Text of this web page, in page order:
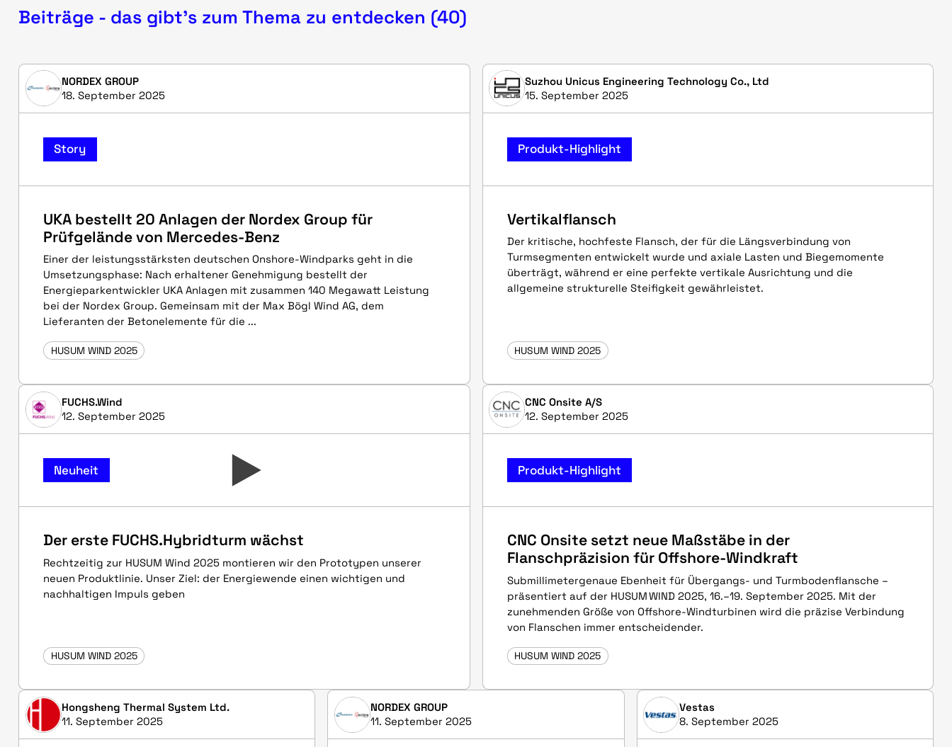
Beiträge - das gibt's zum Thema zu entdecken (40)
NORDEX GROUP
18. September 2025
Story
UKA bestellt 20 Anlagen der Nordex Group für
Prüfgelände von Mercedes-Benz
Einer der leistungsstärksten deutschen Onshore-Windparks geht in die
Umsetzungsphase: Nach erhaltener Genehmigung bestellt der
Energieparkentwickler UKA Anlagen mit zusammen 140 Megawatt Leistung
bei der Nordex Group. Gemeinsam mit der Max Bögl Wind AG, dem
Lieferanten der Betonelemente für die ...
HUSUM WIND 2025
Suzhou Unicus Engineering Technology Co., Ltd
15. September 2025
Produkt-Highlight
Vertikalflansch
Der kritische, hochfeste Flansch, der für die Längsverbindung von
Turmsegmenten entwickelt wurde und axiale Lasten und Biegemomente
überträgt, während er eine perfekte vertikale Ausrichtung und die
allgemeine strukturelle Steifigkeit gewährleistet.
HUSUM WIND 2025
FUCHS.Wind
12. September 2025
Neuheit
Der erste FUCHS.Hybridturm wächst
Rechtzeitig zur HUSUM Wind 2025 montieren wir den Prototypen unserer
neuen Produktlinie. Unser Ziel: der Energiewende einen wichtigen und
nachhaltigen Impuls geben
HUSUM WIND 2025
CNC Onsite A/S
12. September 2025
Produkt-Highlight
CNC Onsite setzt neue Maßstäbe in der
Flanschpräzision für Offshore-Windkraft
Submillimetergenaue Ebenheit für Übergangs- und Turmbodenflansche –
präsentiert auf der HUSUM WIND 2025, 16.–19. September 2025. Mit der
zunehmenden Größe von Offshore-Windturbinen wird die präzise Verbindung
von Flanschen immer entscheidender.
HUSUM WIND 2025
Hongsheng Thermal System Ltd.
11. September 2025
NORDEX GROUP
11. September 2025
Vestas
8. September 2025